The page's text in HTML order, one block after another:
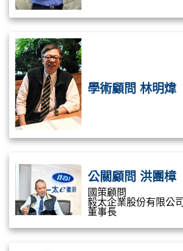
學術顧問 林明煒
公關顧問 洪團樟
國策顧問
毅太企業股份有限公司
董事長